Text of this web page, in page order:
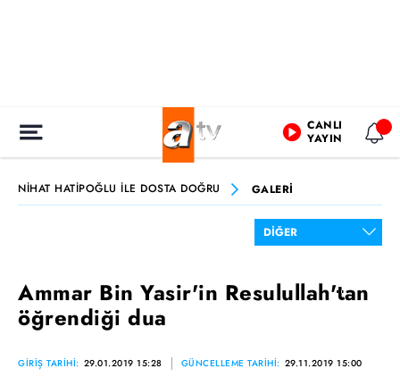
CANLI
YAYIN
NİHAT HATİPOĞLU İLE DOSTA DOĞRU GALERİ
Ammar Bin Yasir'in Resulullah'tan
öğrendiği dua
GİRİŞ TARİHİ: 29.01.2019 15:28 GÜNCELLEME TARİHİ: 29.11.2019 15:00